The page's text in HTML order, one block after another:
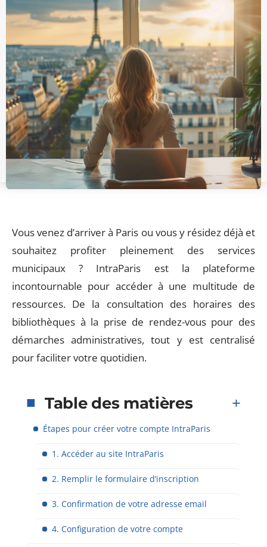
Vous venez d’arriver à Paris ou vous y résidez déjà et
souhaitez profiter pleinement des services
municipaux ? IntraParis est la plateforme
incontournable pour accéder à une multitude de
ressources. De la consultation des horaires des
bibliothèques à la prise de rendez-vous pour des
démarches administratives, tout y est centralisé
pour faciliter votre quotidien.
Table des matières
Étapes pour créer votre compte IntraParis
1. Accéder au site IntraParis
2. Remplir le formulaire d’inscription
3. Confirmation de votre adresse email
4. Configuration de votre compte